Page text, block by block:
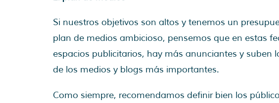
Si nuestros objetivos son altos y tenemos un
plan de medios ambicioso, pensemos que en estas
espacios publicitarios, hay más anunciantes y suben
de los medios y blogs más importantes.
Como siempre, recomendamos definir bien los